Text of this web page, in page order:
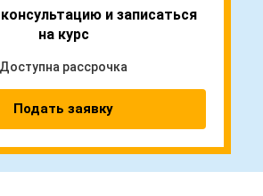
и записаться
на курс
Доступна рассрочка
Подать заявку